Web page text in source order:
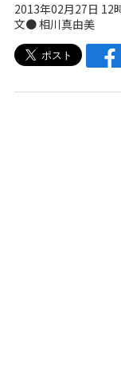
2013年02月27日 12
文●相川真由美